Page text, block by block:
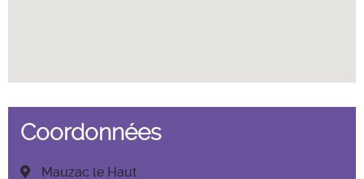
Coordonnées
Mauzac le Haut